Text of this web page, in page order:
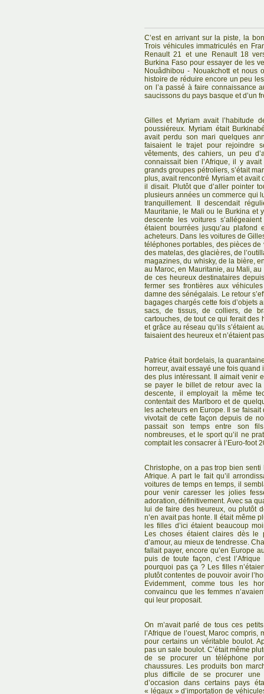
C’est en arrivant sur la piste, la
Trois véhicules immatriculés en
Renault 21 et une Renault 18
Burkina Faso pour essayer de les
Nouâdhibou - Nouakchott et nous
histoire de réduire encore un peu
on l’a passé à faire connaissance
saucissons du pays basque et d’un
Gilles et Myriam avait l’habitude
poussiéreux. Myriam était
avait perdu son mari quelques
faisaient le trajet pour rejoindre
vêtements, des cahiers, un peu
connaissait bien l’Afrique, il y
grands groupes pétroliers, s’était
plus, avait rencontré Myriam et
il disait. Plutôt que d’aller pointer
plusieurs années un commerce qui
tranquillement. Il descendait
Mauritanie, le Mali ou le Burkina et
descente les voitures
étaient bourrées jusqu’au
acheteurs. Dans les voitures de
téléphones portables, des pièces
des matelas, des glacières, de
magazines, du whisky, de la bière,
au Maroc, en Mauritanie, au Mali,
de ces heureux destinataires
fermer ses frontières aux
damne des sénégalais. Le retour
bagages chargés cette fois d’objets
sacs, de tissus, de colliers, de
cartouches, de tout ce qui ferait des
et grâce au réseau qu’ils s’étaient
faisaient des heureux et n’étaient
Patrice était bordelais, la
horreur, avait essayé une fois quand
des plus intéressant. Il aimait venir
se payer le billet de retour avec
descente, il employait la même
contentait des Marlboro et de
les acheteurs en Europe. Il se
vivotait de cette façon depuis de
passait son temps entre son
nombreuses, et le sport qu’il ne
comptait les consacrer à l’Euro-foot
Christophe, on a pas trop bien
Afrique. A part le fait qu’il
voitures de temps en temps, il
pour venir caresser les jolies
adoration, définitivement. Avec sa
lui de faire des heureux, ou plutôt
n’en avait pas honte. Il était même
les filles d’ici étaient beaucoup
Les choses étaient claires dès le
d’amour, au mieux de tendresse.
fallait payer, encore qu’en Europe
puis de toute façon, c’est
pourquoi pas ça ? Les filles
plutôt contentes de pouvoir avoir
Evidemment, comme tous les
convaincu que les femmes
qui leur proposait.
On m’avait parlé de tous ces
l’Afrique de l’ouest, Maroc
pour certains un véritable boulot.
pas un sale boulot. C’était même
de se procurer un téléphone
chaussures. Les produits bon
plus difficile de se procurer une
d’occasion dans certains pays
« légaux » d’importation de